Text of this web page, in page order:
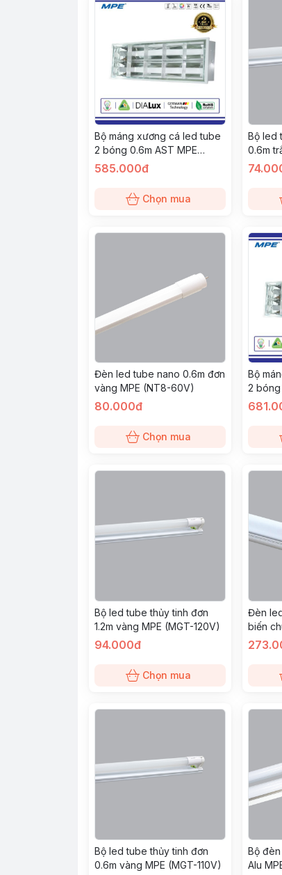
Bộ máng xương cá led tube
2 bóng 0.6m AST MPE
(MATL-210T)
585.000đ
Chọn mua
Bộ led
0.6m
Đèn led tube nano 0.6m đơn
vàng MPE (NT8-60V)
80.000đ
Chọn mua
Bộ
2 bóng
(MATL-
Bộ led tube thủy tinh đơn
1.2m vàng MPE (MGT-120V)
94.000đ
Chọn mua
Đèn
biến
(LT8-
Bộ led tube thủy tinh đơn
0.6m vàng MPE (MGT-110V)
Bộ
Alu